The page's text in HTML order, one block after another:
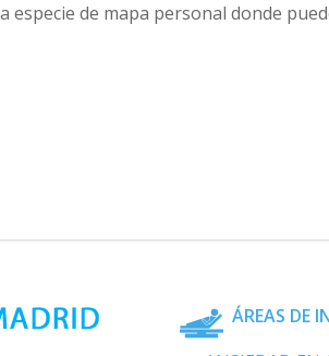
especie de mapa personal donde
ÁREAS DE